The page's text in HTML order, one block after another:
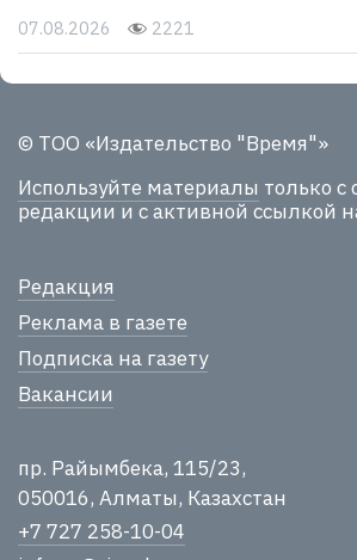
07.08.2026 2221
© ТОО «Издательство "Время"»
Используйте материалы только с
редакции и с активной ссылкой
Редакция
Реклама в газете
Подписка на газету
Вакансии
пр. Райымбека, 115/23,
050016, Алматы, Казахстан
+7 727 258-10-04